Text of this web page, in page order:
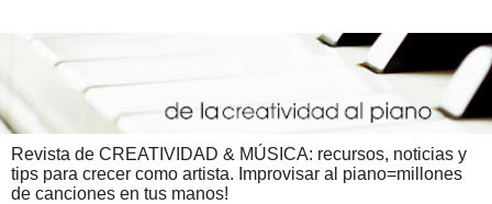
Revista de CREATIVIDAD & MÚSICA: recursos, noticias y
tips para crecer como artista. Improvisar al piano=millones
de canciones en tus manos!